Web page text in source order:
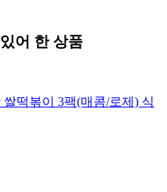
어 한 상품
떡볶이 3팩(매콤/로제) 식